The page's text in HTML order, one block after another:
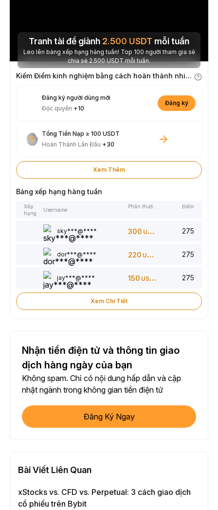
Tranh tài để giành 2.500 USDT mỗi tuần
Leo lên bảng xếp hạng hàng tuần! Top 100 người tham gia sẽ
chia sẻ 2.500 USDT mỗi tuần.
Kiếm Điểm kinh nghiệm bằng cách hoàn thành nhiệm vụ
Đăng ký người dùng mới
Độc quyền +10
Đăng ký
Tổng Tiền Nạp ≥ 100 USDT
Hoàn Thành Lần Đầu +30
Xem Thêm
Bảng xếp hạng hàng tuần
Xếp
hạng
Username
Điểm
sky***@**** 300 USDT 275
dor***@**** 220 USDT 275
jay***@**** 150 USDT 275
Xem Chi Tiết
Nhận tiền điện tử và thông tin giao
dịch hàng ngày của bạn
Không spam. Chỉ có nội dung hấp dẫn và cập
nhật ngành trong không gian tiền điện tử
Đăng Ký Ngay
Bài Viết Liên Quan
xStocks vs. CFD vs. Perpetual: 3 cách giao dịch
cổ phiếu trên Bybit